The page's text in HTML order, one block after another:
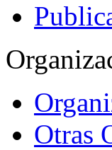
Otras